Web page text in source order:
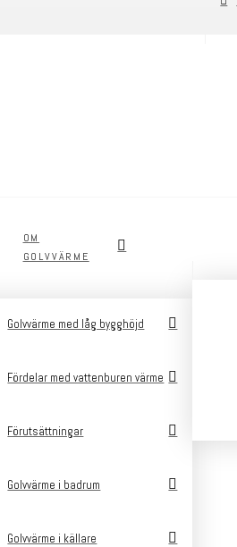
OM
GOLVVÄRME
Golvvärme med låg bygghöjd
Fördelar med vattenburen värme
Förutsättningar
Golvvärme i badrum
Golvvärme i källare